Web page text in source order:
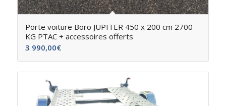
Porte voiture Boro JUPITER 450 x 200 cm 2700
KG PTAC + accessoires offerts
3 990,00€